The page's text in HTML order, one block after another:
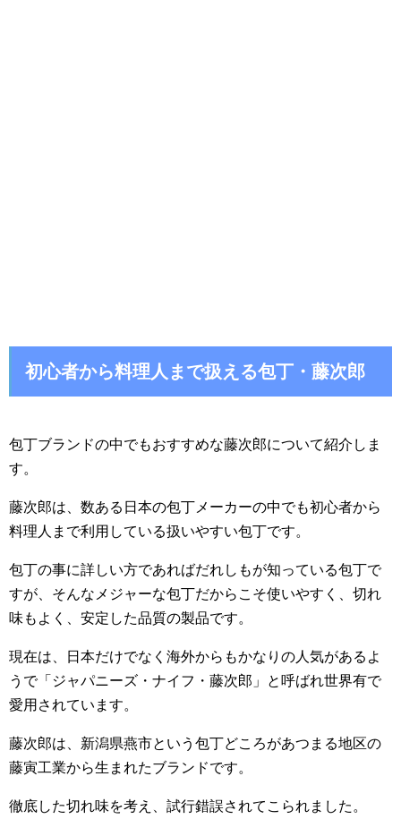
初心者から料理人まで扱える包丁・藤次郎
包丁ブランドの中でもおすすめな藤次郎について紹介しま
す。
藤次郎は、数ある日本の包丁メーカーの中でも初心者から
料理人まで利用している扱いやすい包丁です。
包丁の事に詳しい方であればだれしもが知っている包丁で
すが、そんなメジャーな包丁だからこそ使いやすく、切れ
味もよく、安定した品質の製品です。
現在は、日本だけでなく海外からもかなりの人気があるよ
うで「ジャパニーズ・ナイフ・藤次郎」と呼ばれ世界有で
愛用されています。
藤次郎は、新潟県燕市という包丁どころがあつまる地区の
藤寅工業から生まれたブランドです。
徹底した切れ味を考え、試行錯誤されてこられました。